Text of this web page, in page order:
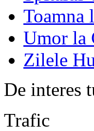
Toamna
Umor la
Zilele
De interes
Trafic